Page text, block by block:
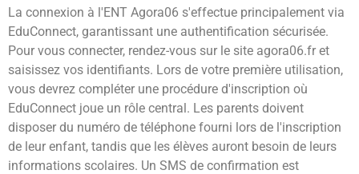
La connexion à l'ENT Agora06 s'effectue principalement via
EduConnect, garantissant une authentification sécurisée.
Pour vous connecter, rendez-vous sur le site agora06.fr et
saisissez vos identifiants. Lors de votre première utilisation,
vous devrez compléter une procédure d'inscription où
EduConnect joue un rôle central. Les parents doivent
disposer du numéro de téléphone fourni lors de l'inscription
de leur enfant, tandis que les élèves auront besoin de leurs
informations scolaires. Un SMS de confirmation est